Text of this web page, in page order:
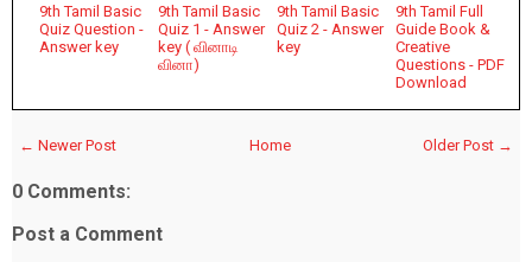
9th Tamil Basic
Quiz Question -
Answer key
9th Tamil Basic
Quiz 1 - Answer
key ( வினாடி
வினா)
9th Tamil Basic
Quiz 2 - Answer
key
9th Tamil Full
Guide Book &
Creative
Questions - PDF
Download
← Newer Post Older Post →
Home
0 Comments:
Post a Comment